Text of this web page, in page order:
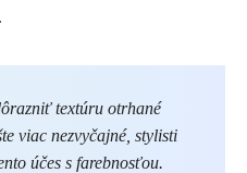
textúru otrhané
viac nezvyčajné, stylisti
účes s farebnosťou.